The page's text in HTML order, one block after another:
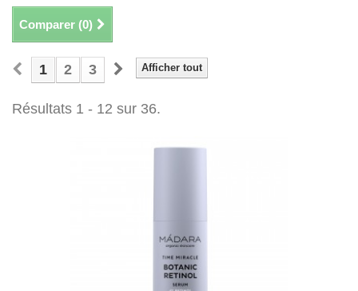
Comparer (0)
Afficher tout
1 2 3
Résultats 1 - 12 sur 36.